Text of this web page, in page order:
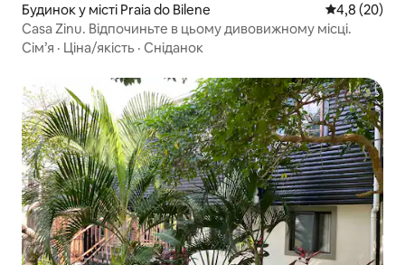
Будинок у місті Praia do Bilene Середня
4,8 (20)
Casa Zinu. Відпочиньте в цьому дивовижному місці.
Сім’я · Ціна/якість · Сніданок